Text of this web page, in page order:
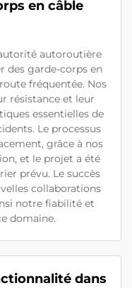
en câble
autoroutière
des garde-corps en
fréquentée. Nos
résistance et leur
essentielles de
Le processus
grâce à nos
et le projet a été
prévu. Le succès
collaborations
notre fiabilité et
domaine.
dans